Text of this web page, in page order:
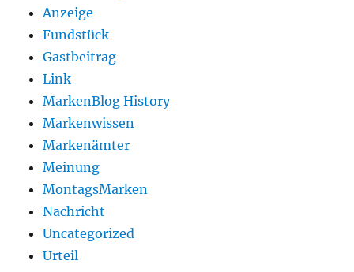
Anzeige
Fundstück
Gastbeitrag
Link
MarkenBlog History
Markenwissen
Markenämter
Meinung
MontagsMarken
Nachricht
Uncategorized
Urteil